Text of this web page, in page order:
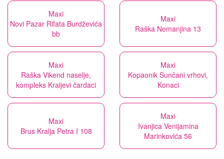
Maxi
Novi Pazar Rifata Burdževića
bb
Maxi
Raška Nemanjina 13
Maxi
Raška Vikend naselje,
kompleks Kraljevi čardaci
Maxi
Kopaonik Sunčani vrhovi,
Konaci
Maxi
Brus Kralja Petra I 108
Maxi
Ivanjica Venijamina
Marinkovića 56